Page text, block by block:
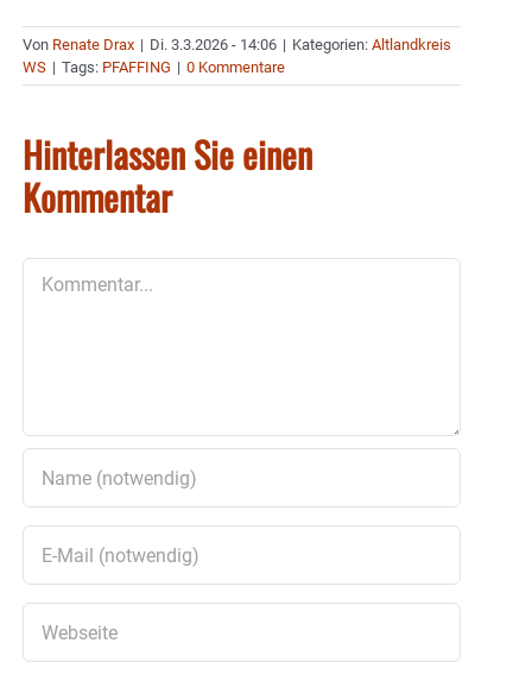
Von Renate Drax | Di. 3.3.2026 - 14:06 | Kategorien: Altlandkreis
WS | Tags: PFAFFING | 0 Kommentare
Hinterlassen Sie einen
Kommentar